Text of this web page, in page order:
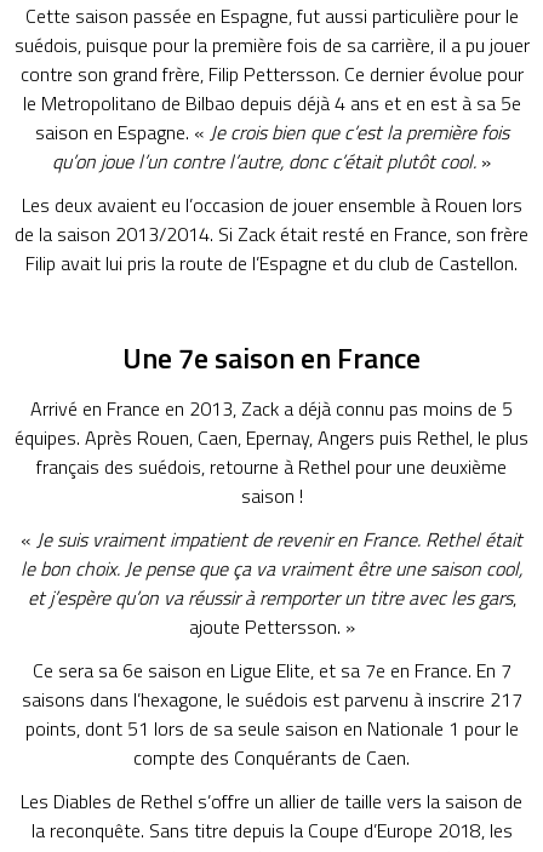
Cette saison passée en Espagne, fut aussi particulière pour le
suédois, puisque pour la première fois de sa carrière, il a pu jouer
contre son grand frère, Filip Pettersson. Ce dernier évolue pour
le Metropolitano de Bilbao depuis déjà 4 ans et en est à sa 5e
saison en Espagne. « Je crois bien que c’est la première fois
qu’on joue l’un contre l’autre, donc c’était plutôt cool. »
Les deux avaient eu l’occasion de jouer ensemble à Rouen lors
de la saison 2013/2014. Si Zack était resté en France, son frère
Filip avait lui pris la route de l’Espagne et du club de Castellon.
Une 7e saison en France
Arrivé en France en 2013, Zack a déjà connu pas moins de 5
équipes. Après Rouen, Caen, Epernay, Angers puis Rethel, le plus
français des suédois, retourne à Rethel pour une deuxième
saison !
« Je suis vraiment impatient de revenir en France. Rethel était
le bon choix. Je pense que ça va vraiment être une saison cool,
et j’espère qu’on va réussir à remporter un titre avec les gars,
ajoute Pettersson. »
Ce sera sa 6e saison en Ligue Elite, et sa 7e en France. En 7
saisons dans l’hexagone, le suédois est parvenu à inscrire 217
points, dont 51 lors de sa seule saison en Nationale 1 pour le
compte des Conquérants de Caen.
Les Diables de Rethel s’offre un allier de taille vers la saison de
la reconquête. Sans titre depuis la Coupe d’Europe 2018, les